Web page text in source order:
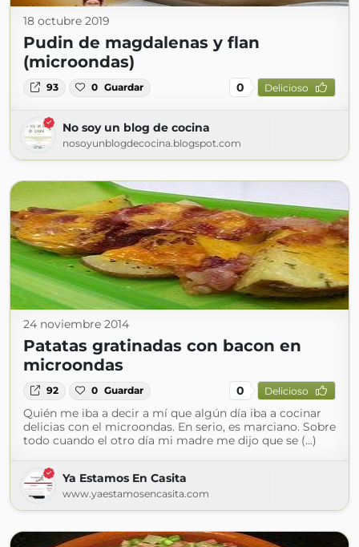
18 octubre 2019
Pudin de magdalenas y flan
(microondas)
93 0 Guardar 0 Delicioso
No soy un blog de cocina
nosoyunblogdecocina.blogspot.com
24 noviembre 2014
Patatas gratinadas con bacon en
microondas
92 0 Guardar 0 Delicioso
Quién me iba a decir a mí que algún día iba a cocinar
delicias con el microondas. En serio, es marciano. Sobre
todo cuando el otro día mi madre me dijo que se (...)
Ya Estamos En Casita
www.yaestamosencasita.com